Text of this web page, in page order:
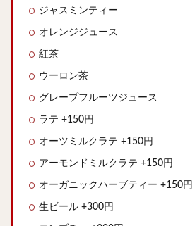
ジャスミンティー
オレンジジュース
紅茶
ウーロン茶
グレープフルーツジュース
ラテ +150円
オーツミルクラテ +150円
アーモンドミルクラテ +150円
オーガニックハーブティー +150円
生ビール +300円